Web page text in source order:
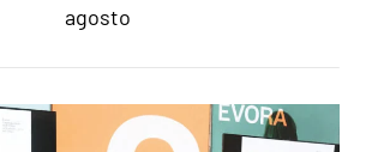
agosto